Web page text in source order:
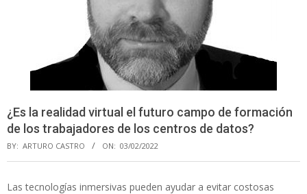
¿Es la realidad virtual el futuro campo de formación
de los trabajadores de los centros de datos?
BY: ARTURO CASTRO ON: 03/02/2022
Las tecnologías inmersivas pueden ayudar a evitar costosas